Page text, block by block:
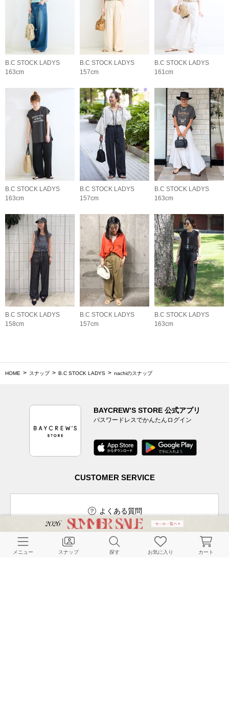
B.C STOCK LADYS
163cm
B.C STOCK LADYS
157cm
B.C STOCK LADYS
161cm
B.C STOCK LADYS
163cm
B.C STOCK LADYS
157cm
B.C STOCK LADYS
163cm
B.C STOCK LADYS
158cm
B.C STOCK LADYS
157cm
B.C STOCK LADYS
163cm
HOME スナップ B.C STOCK LADYS nachiのスナップ
BAYCREW’S STORE 公式アプリ
パスワードレスでかんたんログイン
CUSTOMER SERVICE
よくある質問
メニュー スナップ 探す お気に入り カート